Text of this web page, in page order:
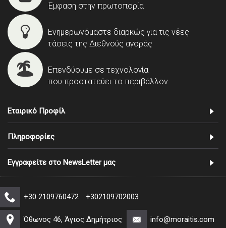
Έμφαση στην πρωτοπορία
Ενημερωνόμαστε διαρκώς για τις νέες
τάσεις της Διεθνούς αγοράς
Επενδύουμε σε τεχνολογία
που προστατεύει το περιβάλλον
Εταιρικό Προφίλ
Πληροφορίες
Εγγραφείτε στο NewsLetter μας
+30 2109760472 +302109702003
Όθωνος 46, Άγιος Δημήτριος info@moraitis.com